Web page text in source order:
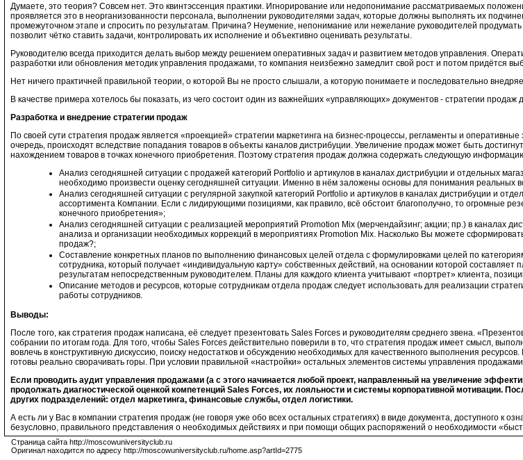
Думаете, это теория? Совсем нет. Это квинтэссенция практики. Игнорирование или недопонимание рассматриваемых
проявляется это в неорганизованности персонала, выполнении руководителями задач, которые должны выполнять их
промежуточном этапе и спросить по результатам. Причина? Неумение, непонимание или нежелание руководителей
позволит чётко ставить задачи, контролировать их исполнение и объективно оценивать результаты.
Руководителю всегда приходится делать выбор между решением оперативных задач и развитием методов управления.
разработки или обновления методик управления продажами, то компания неизбежно замедлит свой рост и потом придётся
Нет ничего практичней правильной теории, о которой Вы не просто слышали, а которую понимаете и последовательно
В качестве примера хотелось бы показать, из чего состоит один из важнейших «управляющих» документов - стратегии продаж
Разработка и внедрение стратегии продаж
По своей сути стратегия продаж является «проекцией» стратегии маркетинга на бизнес-процессы, регламенты и
очередь, происходят вследствие попадания товаров в объекты каналов дистрибуции. Увеличение продаж может быть
нахождением товаров в точках конечного приобретения. Поэтому стратегия продаж должна содержать следующую
Анализ сегодняшней ситуации с продажей категорий Portfolio и артикулов в каналах дистрибуции и отдельных
необходимо произвести оценку сегодняшней ситуации. Именно в нём заложены основы для понимания реальных
Анализ сегодняшней ситуации с регулярной закупкой категорий Portfolio и артикулов в каналах дистрибуции и
ассортимента Компании. Если с лидирующими позициями, как правило, всё обстоит благополучно, то огромные
конечного приобретения»;
Анализ сегодняшней ситуации с реализацией мероприятий Promotion Mix (мерчендайзинг; акции; пр.) в каналах
анализа и организации необходимых коррекций в мероприятиях Promotion Mix. Насколько Вы можете
продаж?;
Составление конкретных планов по выполнению финансовых целей отдела с формулировками целей по
сотрудника, который получает «индивидуальную карту» собственных действий, на основании которой
результатам непосредственным руководителем. Планы для каждого клиента учитывают «портрет» клиента,
Описание методов и ресурсов, которые сотрудникам отдела продаж следует использовать для реализации
работы сотрудников.
Выводы:
После того, как стратегия продаж написана, её следует презентовать Sales Forces и руководителям среднего звена.
собрании по итогам года. Для того, чтобы Sales Forces действительно поверили в то, что стратегия продаж имеет смысл,
вовлечь в конструктивную дискуссию, поиску недостатков и обсуждению необходимых для качественного выполнения
готовы реально сворачивать горы. При условии правильной «настройки» остальных элементов системы управления продажами.
Если проводить аудит управления продажами (а с этого начинается любой проект, направленный на увеличение
продолжать диагностической оценкой компетенций Sales Forces, их лояльности и системы корпоративной мотивации.
других подразделений: отдел маркетинга, финансовые службы, отдел логистики.
А есть ли у Вас в компании стратегия продаж (не говоря уже обо всех остальных стратегиях) в виде документа, доступного
безусловно, правильного представления о необходимых действиях и при помощи общих распоряжений о необходимости
Страница сайта http://moscowuniversityclub.ru
Оригинал находится по адресу http://moscowuniversityclub.ru/home.asp?artId=2775